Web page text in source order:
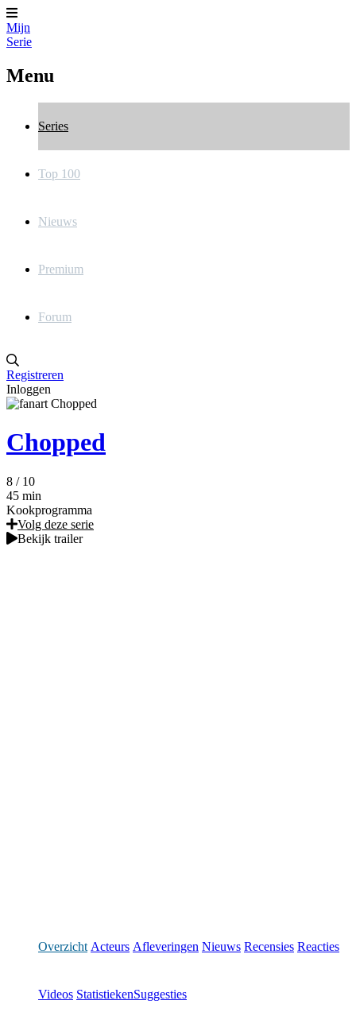
Mijn
Serie
Menu
Series
Top 100
Nieuws
Premium
Forum
Registreren
Inloggen
Chopped
8 / 10
45 min
Kookprogramma
Volg deze serie
Bekijk trailer
Overzicht Acteurs Afleveringen Nieuws Recensies Reacties
Videos StatistiekenSuggesties